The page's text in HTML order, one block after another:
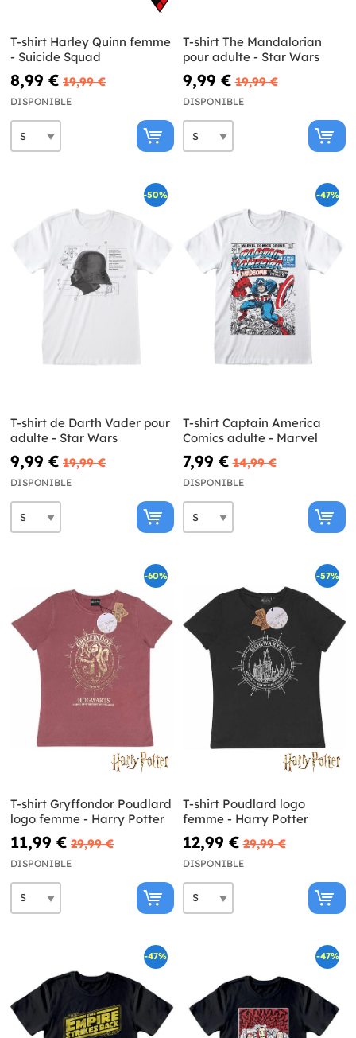
T-shirt Harley Quinn femme
- Suicide Squad
8,99 € 19,99 €
DISPONIBLE
T-shirt The Mandalorian
pour adulte - Star Wars
9,99 € 19,99 €
DISPONIBLE
-50%
T-shirt de Darth Vader pour
adulte - Star Wars
9,99 € 19,99 €
DISPONIBLE
-47%
T-shirt Captain America
Comics adulte - Marvel
7,99 € 14,99 €
DISPONIBLE
-60%
T-shirt Gryffondor Poudlard
logo femme - Harry Potter
11,99 € 29,99 €
DISPONIBLE
-57%
T-shirt Poudlard logo
femme - Harry Potter
12,99 € 29,99 €
DISPONIBLE
-47% -47%